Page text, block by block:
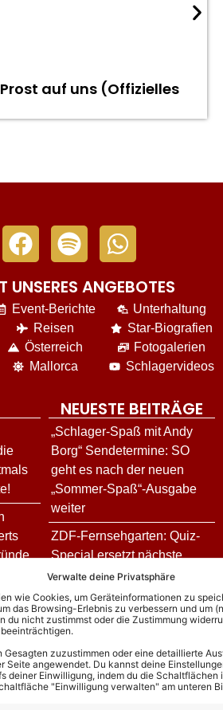
Verwalte deine Privatsphäre
wie Cookies, um Geräteinformationen zu
das Browsing-Erlebnis zu verbessern und um
du nicht zustimmst oder die Zustimmung
Gesagten zuzustimmen oder eine detaillierte
Seite angewendet. Du kannst deine
deiner Einwilligung, indem du die
"Einwilligung verwalten" am unteren
auf uns (Offizielles
UNSERES ANGEBOTES
Event-Berichte
Reisen
Österreich
Mallorca
Unterhaltung
Star-Biografien
Fotogalerien
Schlagervideos
NEUESTE BEITRÄGE
„Schlager-Spaß mit Andy
Borg“ Sendetermine: SO
geht es nach der neuen
„Sommer-Spaß“-Ausgabe
weiter
ZDF-Fernsehgarten: Quiz-
Special ersetzt nächste
Ausgabe: Alle Gäste und
wie ihr schon früher
schauen könnt
Tim Toupet kritisiert
Realitystar Edith-Stehfest
nach Auftauchen am